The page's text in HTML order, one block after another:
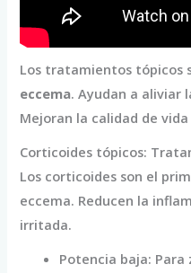
Los tratamientos tópicos
eccema. Ayudan a aliviar
Mejoran la calidad de
Corticoides tópicos:
Los corticoides son el
eccema. Reducen la
irritada.
Potencia baja: Para